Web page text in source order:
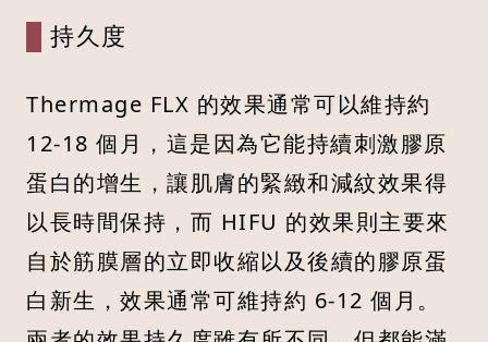
持久度
Thermage FLX 的效果通常可以維持約
12-18 個月，這是因為它能持續刺激膠原
蛋白的增生，讓肌膚的緊緻和減紋效果得
以長時間保持，而 HIFU 的效果則主要來
自於筋膜層的立即收縮以及後續的膠原蛋
白新生，效果通常可維持約 6-12 個月。